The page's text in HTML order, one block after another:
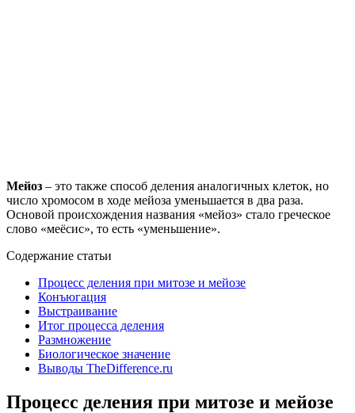
Мейоз – это также способ деления аналогичных клеток, но
число хромосом в ходе мейоза уменьшается в два раза.
Основой происхождения названия «мейоз» стало греческое
слово «меёсис», то есть «уменьшение».
Содержание статьи
Процесс деления при митозе и мейозе
Конъюгация
Выстраивание
Итог процесса деления
Размножение
Биологическое значение
Выводы TheDifference.ru
Процесс деления при митозе и мейозе